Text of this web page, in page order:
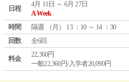
日程
4月 11日 ～ 6月 27日
A Week
時間
隔週 （ 月 ） 13 ：10 ～ 14 ：30
回数
全6回
料金
22,360円
一般22,360円/入学者20,090円